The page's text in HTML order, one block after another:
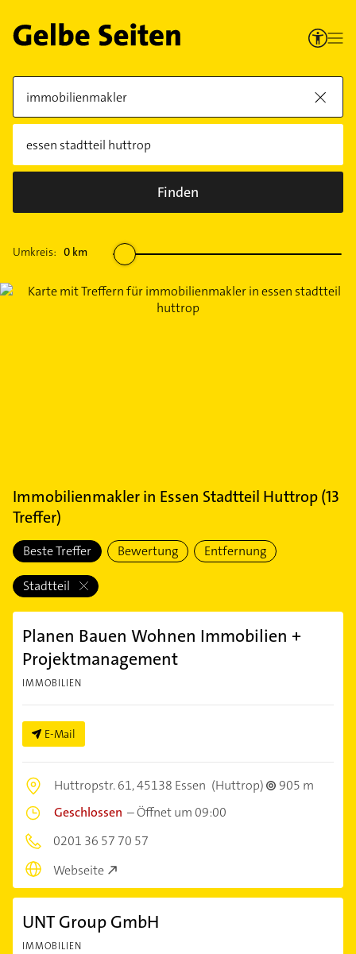
Finden
Umkreis: 0 km
Immobilienmaklerin Essen Stadtteil Huttrop(13
Treffer)
Beste Treffer Bewertung Entfernung
Stadtteil
Planen Bauen Wohnen Immobilien +
Projektmanagement
IMMOBILIEN
E-Mail
Huttropstr. 61,45138 Essen (Huttrop)
905 m
Geschlossen –Öffnet um 09:00
0201 36 57 70 57
Webseite
UNT Group GmbH
IMMOBILIEN